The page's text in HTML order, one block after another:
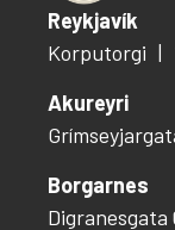
Reykjavík
Korputorgi
Akureyri
Borgarnes
Digranesgata